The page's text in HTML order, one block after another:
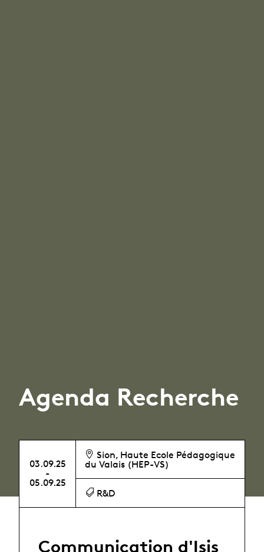
Agenda Recherche
03.09.25
-
05.09.25
Sion, Haute Ecole Pédagogique
du Valais (HEP-VS)
R&D
Communication d'Isis